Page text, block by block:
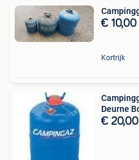
€ 10,00
Kortrijk
Deurne
€ 20,00